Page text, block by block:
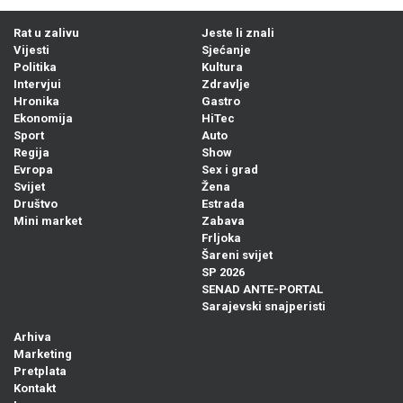
Rat u zalivu
Vijesti
Politika
Intervjui
Hronika
Ekonomija
Sport
Regija
Evropa
Svijet
Društvo
Mini market
Jeste li znali
Sjećanje
Kultura
Zdravlje
Gastro
HiTec
Auto
Show
Sex i grad
Žena
Estrada
Zabava
Frljoka
Šareni svijet
SP 2026
SENAD ANTE-PORTAL
Sarajevski snajperisti
Arhiva
Marketing
Pretplata
Kontakt